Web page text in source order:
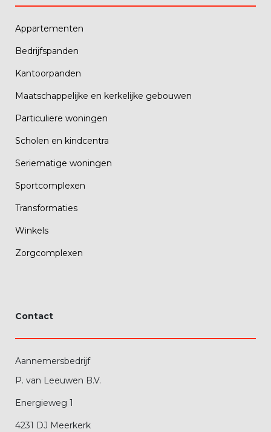
Appartementen
Bedrijfspanden
Kantoorpanden
Maatschappelijke en kerkelijke gebouwen
Particuliere woningen
Scholen en kindcentra
Seriematige woningen
Sportcomplexen
Transformaties
Winkels
Zorgcomplexen
Contact
Aannemersbedrijf
P. van Leeuwen B.V.
Energieweg 1
4231 DJ Meerkerk